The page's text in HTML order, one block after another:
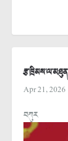
Apr 21, 2026
བཀུར